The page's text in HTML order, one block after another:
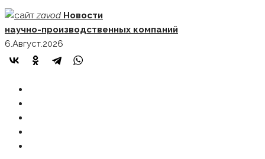
Skip
to
content
zavod Новости
научно-производственных компаний
6.Август.2026